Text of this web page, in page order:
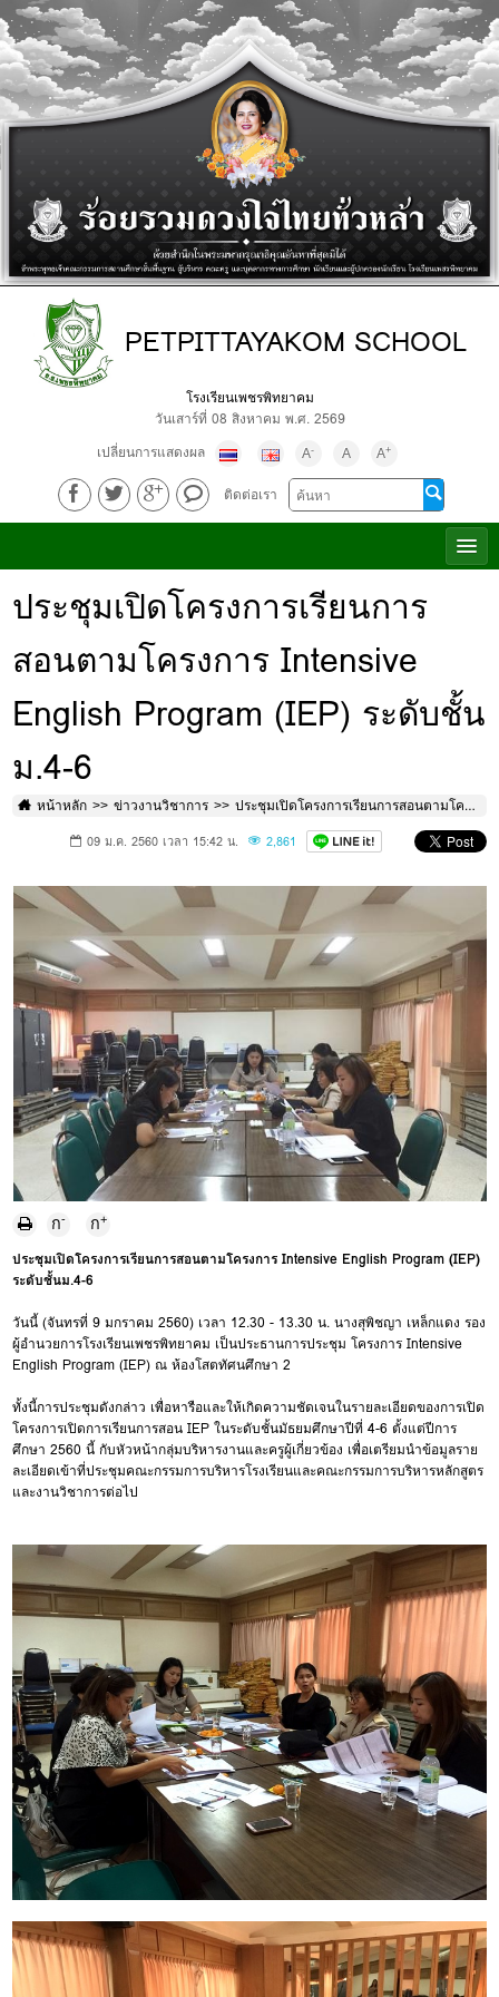
PETPITTAYAKOM SCHOOL
โรงเรียนเพชรพิทยาคม
วันเสาร์ที่ 08 สิงหาคม พ.ศ. 2569
เปลี่ยนการแสดงผล
A- A A+
ติดต่อเรา
ประชุมเปิดโครงการเรียนการ
สอนตามโครงการ Intensive
English Program (IEP) ระดับชั้น
ม.4-6
หน้าหลัก ข่าวงานวิชาการ ประชุมเปิดโครงการเรียนการสอนตามโครงการ Intensive English Program (IEP) ระดับชั้นม.4-6
09 ม.ค. 2560 เวลา 15:42 น. 2,861
ก- ก+
ประชุมเปิดโครงการเรียนการสอนตามโครงการ Intensive English Program (IEP)
ระดับชั้นม.4-6
วันนี้ (จันทรที่ 9 มกราคม 2560) เวลา 12.30 - 13.30 น. นางสุพิชญา เหล็กแดง รอง
ผู้อำนวยการโรงเรียนเพชรพิทยาคม เป็นประธานการประชุม โครงการ Intensive
English Program (IEP) ณ ห้องโสตทัศนศึกษา 2
ทั้งนี้การประชุมดังกล่าว เพื่อหารือและให้เกิดความชัดเจนในรายละเอียดของการเปิด
โครงการเปิดการเรียนการสอน IEP ในระดับชั้นมัธยมศึกษาปีที่ 4-6 ตั้งแต่ปีการ
ศึกษา 2560 นี้ กับหัวหน้ากลุ่มบริหารงานและครูผู้เกี่ยวข้อง เพื่อเตรียมนำข้อมูลราย
ละเอียดเข้าที่ประชุมคณะกรรมการบริหารโรงเรียนและคณะกรรมการบริหารหลักสูตร
และงานวิชาการต่อไป